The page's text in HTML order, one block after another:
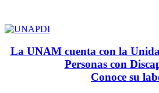
La UNAM cuenta con la
Personas con
Conoce su